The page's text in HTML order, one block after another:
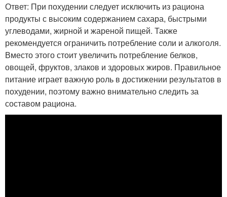
Ответ: При похудении следует исключить из рациона
продукты с высоким содержанием сахара, быстрыми
углеводами, жирной и жареной пищей. Также
рекомендуется ограничить потребление соли и алкоголя.
Вместо этого стоит увеличить потребление белков,
овощей, фруктов, злаков и здоровых жиров. Правильное
питание играет важную роль в достижении результатов в
похудении, поэтому важно внимательно следить за
составом рациона.